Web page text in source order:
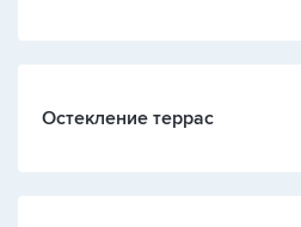
Остекление террас